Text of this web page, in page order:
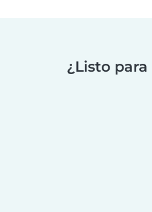
¿Listo